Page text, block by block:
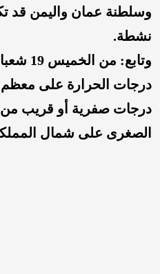
وسلطنة عمان واليمن قد
نشطة.
وتابع:
درجات الحرارة على
درجات صفرية أو قريب من
الصغرى على شمال